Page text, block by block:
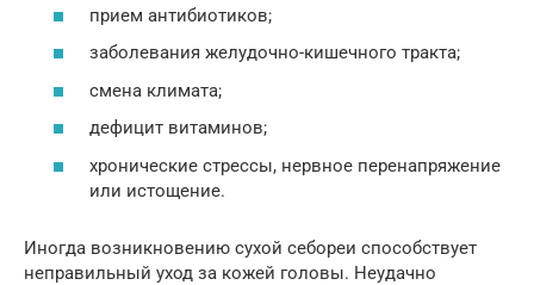
прием антибиотиков;
заболевания желудочно-кишечного тракта;
смена климата;
дефицит витаминов;
хронические стрессы, нервное перенапряжение
или истощение.
Иногда возникновению сухой себореи способствует
неправильный уход за кожей головы. Неудачно